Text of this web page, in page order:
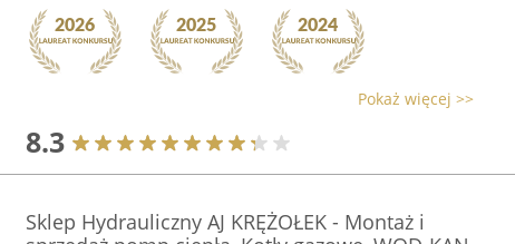
Pokaż więcej >>
8.3
Sklep Hydrauliczny AJ KRĘŻOŁEK - Montaż i